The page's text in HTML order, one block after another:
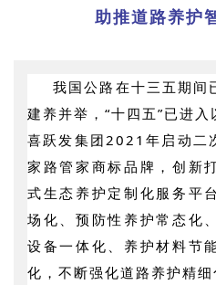
助推道路养护
我国公路在十三五期间
建养并举，“十四五”已进入
喜跃发集团2021年启动二
家路管家商标品牌，创新
式生态养护定制化服务平
场化、预防性养护常态化
设备一体化、养护材料节
化，不断强化道路养护精细